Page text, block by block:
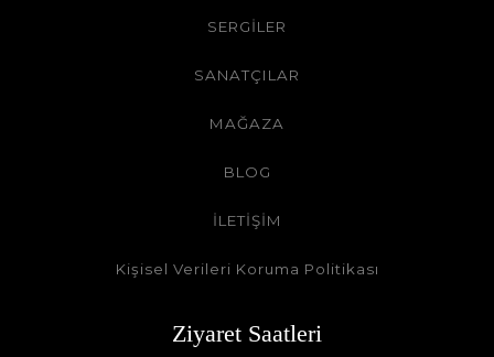
SERGİLER
SANATÇILAR
MAĞAZA
BLOG
İLETİŞİM
Kişisel Verileri Koruma Politikası
Ziyaret Saatleri